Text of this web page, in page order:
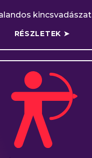
kincsvadászat
RÉSZLETEK ➤